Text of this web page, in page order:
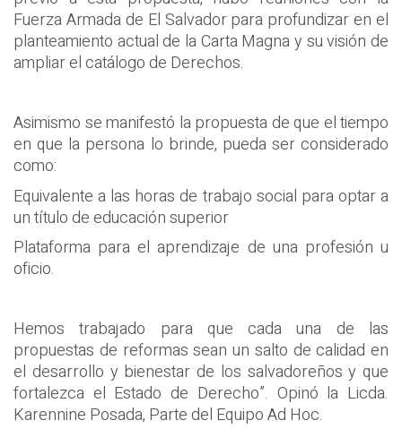
Fuerza Armada de El Salvador para profundizar en el
planteamiento actual de la Carta Magna y su visión de
ampliar el catálogo de Derechos.
Asimismo se manifestó la propuesta de que el tiempo
en que la persona lo brinde, pueda ser considerado
como:
Equivalente a las horas de trabajo social para optar a
un título de educación superior
Plataforma para el aprendizaje de una profesión u
oficio.
Hemos trabajado para que cada una de las
propuestas de reformas sean un salto de calidad en
el desarrollo y bienestar de los salvadoreños y que
fortalezca el Estado de Derecho”. Opinó la Licda.
Karennine Posada, Parte del Equipo Ad Hoc.